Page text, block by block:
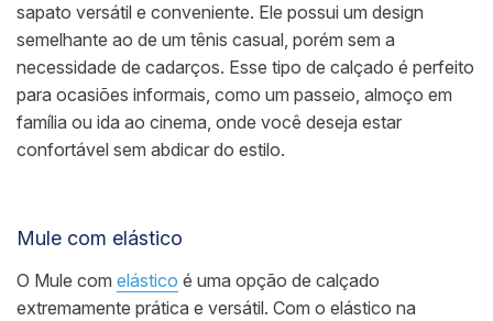
sapato versátil e conveniente. Ele possui um design
semelhante ao de um tênis casual, porém sem a
necessidade de cadarços. Esse tipo de calçado é perfeito
para ocasiões informais, como um passeio, almoço em
família ou ida ao cinema, onde você deseja estar
confortável sem abdicar do estilo.
Mule com elástico
O Mule com elástico é uma opção de calçado
extremamente prática e versátil. Com o elástico na